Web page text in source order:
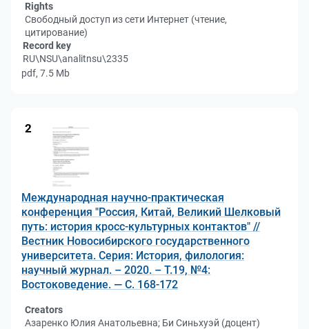
Rights
Свободный доступ из сети Интернет (чтение,
цитирование)
Record key
RU\NSU\analitnsu\2335
pdf, 7.5 Mb
2
Международная научно-практическая
конференция "Россия, Китай, Великий Шелковый
путь: история кросс-культурных контактов" //
Вестник Новосибирского государственного
университета. Серия: История, филология:
научный журнал. – 2020. – Т.19, №4:
Востоковедение. — С. 168-172
Creators
Азаренко Юлия Анатольевна; Би Синьхуэй (доцент)